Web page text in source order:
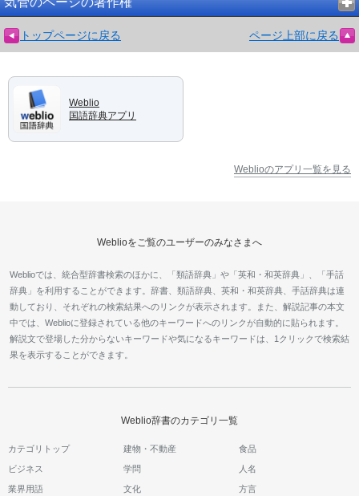
トップページに戻る ページ上部に戻る
Weblio
国語辞典アプリ
Weblioのアプリ一覧を見る
Weblioをご覧のユーザーのみなさまへ
Weblioでは、統合型辞書検索のほかに、「類語辞典」や「英和・和英辞典」、「手話
辞典」を利用することができます。辞書、類語辞典、英和・和英辞典、手話辞典は連
動しており、それぞれの検索結果へのリンクが表示されます。また、解説記事の本文
中では、Weblioに登録されている他のキーワードへのリンクが自動的に貼られます。
解説文で登場した分からないキーワードや気になるキーワードは、1クリックで検索結
果を表示することができます。
Weblio辞書のカテゴリ一覧
カテゴリトップ 建物・不動産 食品
ビジネス 学問 人名
業界用語 文化 方言